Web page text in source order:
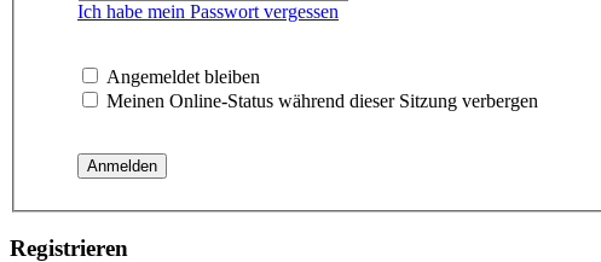
Ich habe mein Passwort vergessen
Angemeldet bleiben
Meinen Online-Status während dieser Sitzung verbergen
Registrieren